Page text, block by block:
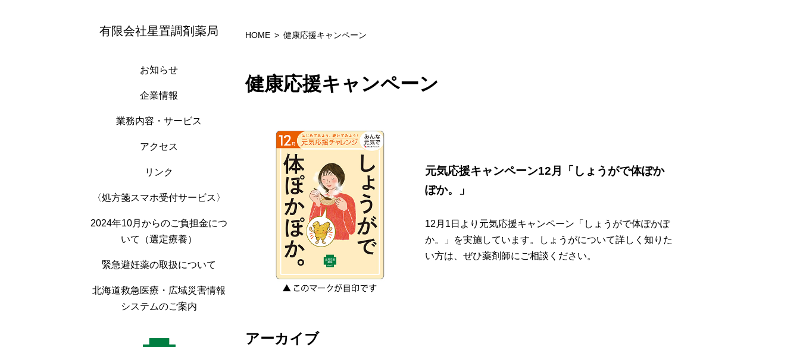
有限会社星置調剤薬局
お知らせ
企業情報
業務内容・サービス
アクセス
リンク
〈処方箋スマホ受付サービス〉
2024年10月からのご負担金につ
いて（選定療養）
緊急避妊薬の取扱について
北海道救急医療・広域災害情報
システムのご案内
HOME 健康応援キャンペーン
健康応援キャンペーン
元気応援キャンペーン12月「しょうがで体ぽか
ぽか。」
12月1日より元気応援キャンペーン「しょうがで体ぽかぽ
か。」を実施しています。しょうがについて詳しく知りた
い方は、ぜひ薬剤師にご相談ください。
アーカイブ